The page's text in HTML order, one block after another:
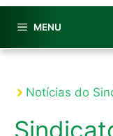
MENU
Notícias do